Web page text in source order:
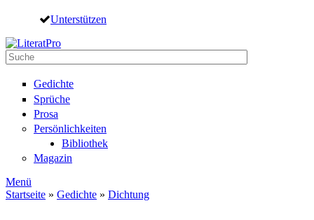
Direkt zum Inhalt
Unterstützen
Suche
Gedichte
Sprüche
Prosa
Persönlichkeiten
Bibliothek
Magazin
Menü
Startseite » Gedichte » Dichtung